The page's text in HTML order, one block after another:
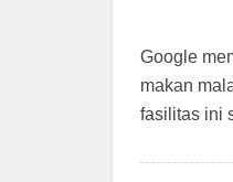
Google
makan
fasilitas ini